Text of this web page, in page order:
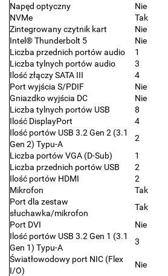
Napęd optyczny
Nie
NVMe
Tak
Zintegrowany czytnik kart
Nie
Intel® Thunderbolt 5
Nie
Liczba przednich portów audio
1
Liczba tylnych portów audio
3
Ilość złączy SATA III
4
Port wyjścia S/PDIF
Nie
Gniazdko wyjścia DC
Nie
Liczba tylnych portów USB
8
Ilość DisplayPort
4
Ilość portów USB 3.2 Gen 2 (3.1
Gen 2) Typu-A
2
Liczba portów VGA (D-Sub)
1
Liczba przednich portów USB
2
Ilość portów HDMI
2
Mikrofon
Tak
Port dla zestaw
słuchawka/mikrofon
Tak
Port DVI
Nie
Ilość portów USB 3.2 Gen 1 (3.1
Gen 1) Typu-A
3
Światłowodowy port NIC (Flex
I/O)
Nie